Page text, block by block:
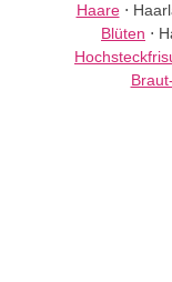
Haare⋅
Blüten ⋅